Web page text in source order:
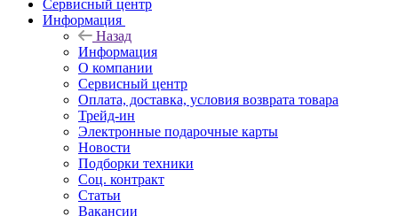
Сервисный центр
Информация
Назад
Информация
О компании
Сервисный центр
Оплата, доставка, условия возврата товара
Трейд-ин
Электронные подарочные карты
Новости
Подборки техники
Соц. контракт
Статьи
Вакансии